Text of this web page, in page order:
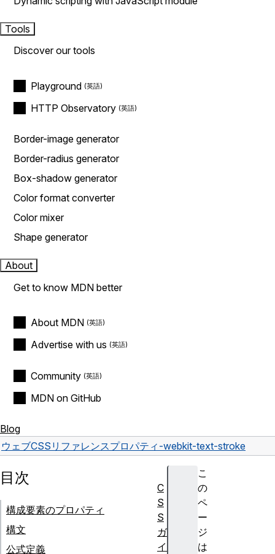
Tools
Discover our tools
Playground
HTTP Observatory
Border-image generator
Border-radius generator
Box-shadow generator
Color format converter
Color mixer
Shape generator
About
Get to know MDN better
About MDN
Advertise with us
Community
MDN on GitHub
Blog
ウェブCSS リファレンスプロパティ -webkit-text-stroke
こ
の
ペ
ー
ジ
は
目次
構成要素のプロパティ
構文
公式定義
C
S
S
ガ
イ